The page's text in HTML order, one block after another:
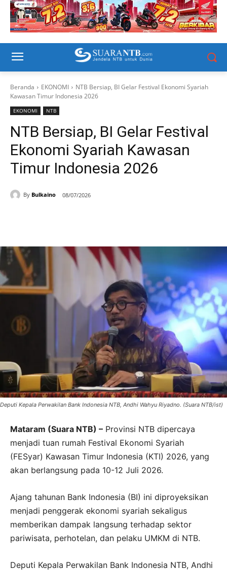
Beranda EKONOMI
NTB Bersiap, BI Gelar Festival Ekonomi Syariah
Kawasan Timur Indonesia 2026
EKONOMI NTB
NTB Bersiap, BI Gelar Festival
Ekonomi Syariah Kawasan
Timur Indonesia 2026
By Bulkaino 08/07/2026
Deputi Kepala Perwakilan Bank Indonesia NTB, Andhi Wahyu Riyadno. (Suara NTB/ist)
Mataram (Suara NTB) – Provinsi NTB dipercaya
menjadi tuan rumah Festival Ekonomi Syariah
(FESyar) Kawasan Timur Indonesia (KTI) 2026, yang
akan berlangsung pada 10-12 Juli 2026.
Ajang tahunan Bank Indonesia (BI) ini diproyeksikan
menjadi penggerak ekonomi syariah sekaligus
memberikan dampak langsung terhadap sektor
pariwisata, perhotelan, dan pelaku UMKM di NTB.
Deputi Kepala Perwakilan Bank Indonesia NTB, Andhi